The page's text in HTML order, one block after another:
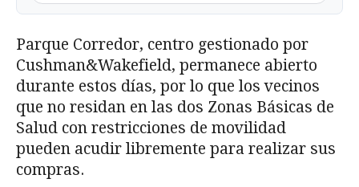
Parque Corredor, centro gestionado por
Cushman&Wakefield, permanece abierto
durante estos días, por lo que los vecinos
que no residan en las dos Zonas Básicas de
Salud con restricciones de movilidad
pueden acudir libremente para realizar sus
compras.